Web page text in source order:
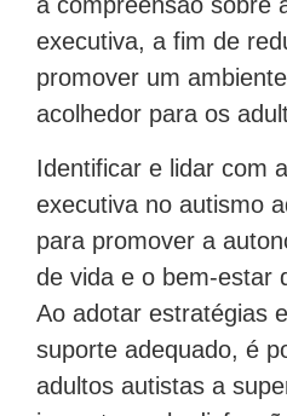
a compreensão sobre
executiva, a fim de
promover um
acolhedor para os
Identificar e lidar com
executiva no autismo
para promover a
de vida e o bem-estar
Ao adotar estratégias
suporte adequado, é
adultos autistas a